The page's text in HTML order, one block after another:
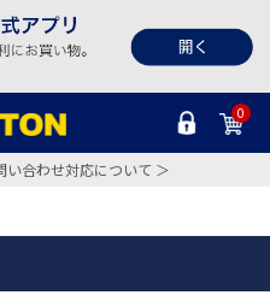
0
合わせ対応について ＞